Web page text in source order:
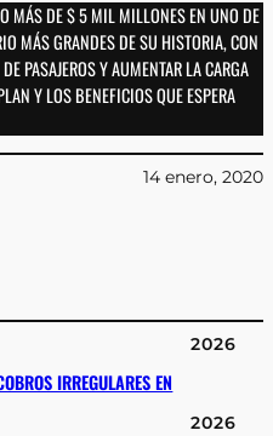
MÁS DE $ 5 MIL MILLONES EN UNO DE
MÁS GRANDES DE SU HISTORIA, CON
PASAJEROS Y AUMENTAR LA CARGA
Y LOS BENEFICIOS QUE ESPERA
14 enero, 2020
2026
IRREGULARES EN
2026